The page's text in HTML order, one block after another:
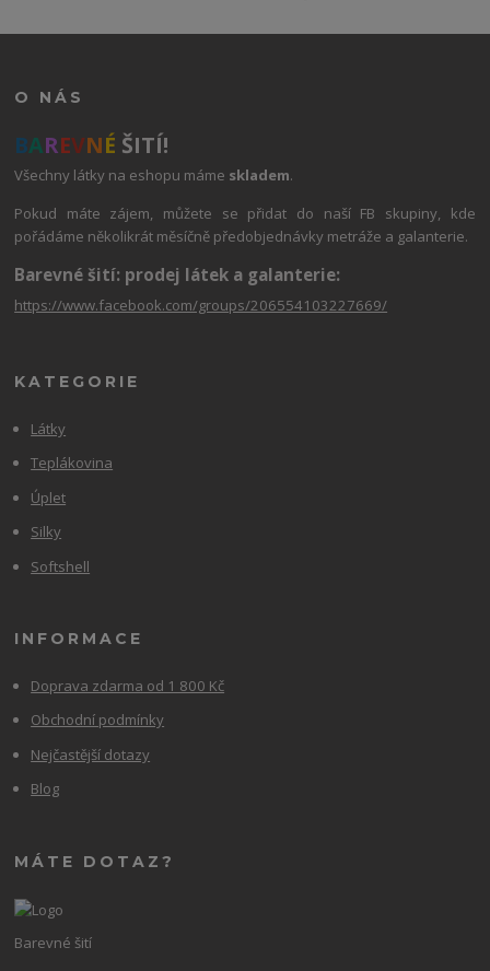
O NÁS
BAREVNÉ ŠITÍ!
Všechny látky na eshopu máme skladem.
Pokud máte zájem, můžete se přidat do naší FB skupiny, kde
pořádáme několikrát měsíčně předobjednávky metráže a galanterie.
Barevné šití: prodej látek a galanterie:
https://www.facebook.com/groups/206554103227669/
KATEGORIE
Látky
Teplákovina
Úplet
Silky
Softshell
INFORMACE
Doprava zdarma od 1 800 Kč
Obchodní podmínky
Nejčastější dotazy
Blog
MÁTE DOTAZ?
Barevné šití